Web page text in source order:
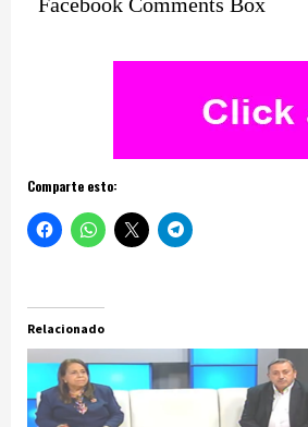
Comparte esto:
Relacionado